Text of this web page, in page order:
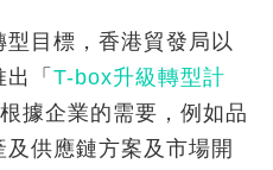
目標，香港貿發局以
「 T-box升級轉型計
據企業的需要，例如品
供應鏈方案及市場開